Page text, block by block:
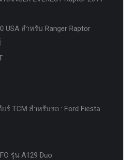
USA สำหรับ Ranger Raptor
ร์ TCM สำหรับรถ : Ford Fiesta
รุ่น A129 Duo